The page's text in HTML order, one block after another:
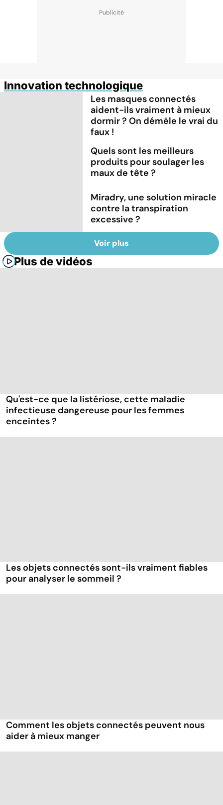
Innovation technologique
Les masques connectés
aident-ils vraiment à mieux
dormir ? On démêle le vrai du
faux !
Quels sont les meilleurs
produits pour soulager les
maux de tête ?
Miradry, une solution miracle
contre la transpiration
excessive ?
Voir plus
Plus de vidéos
Qu'est-ce que la listériose, cette maladie
infectieuse dangereuse pour les femmes
enceintes ?
Les objets connectés sont-ils vraiment fiables
pour analyser le sommeil ?
Comment les objets connectés peuvent nous
aider à mieux manger